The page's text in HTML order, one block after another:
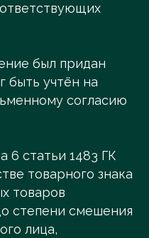
был придан
быть учтён на
согласию
6 статьи 1483 ГК
товарного знака
товаров
степени смешения
лица,